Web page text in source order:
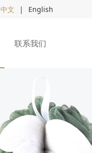
中文 | English
联系我们